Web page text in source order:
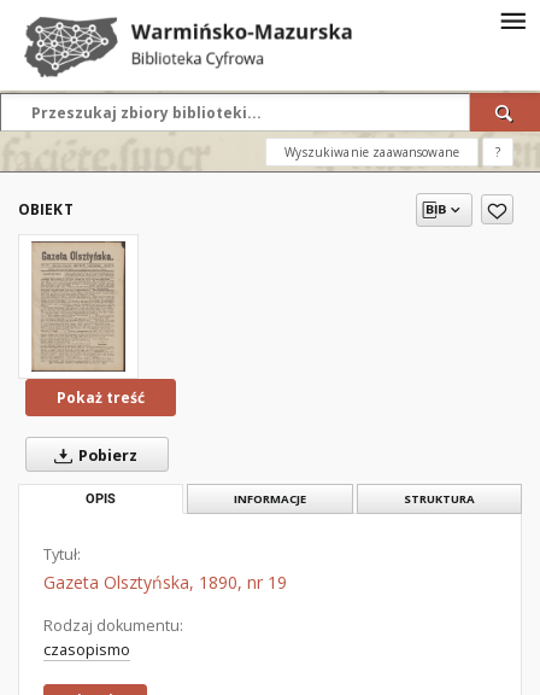
Wyszukiwanie zaawansowane ?
OBIEKT
Pokaż treść
Pobierz
OPIS INFORMACJE STRUKTURA
Tytuł:
Gazeta Olsztyńska, 1890, nr 19
Rodzaj dokumentu:
czasopismo